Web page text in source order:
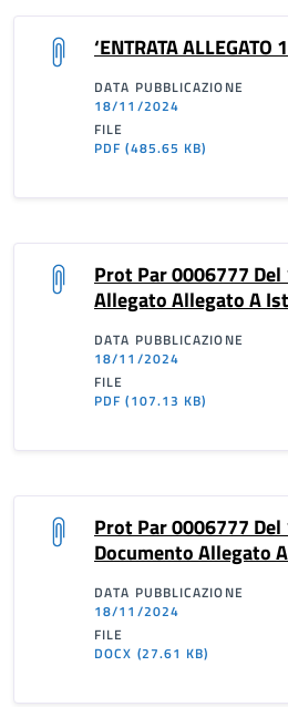
‘ENTRATA ALLEGATO 1
DATA PUBBLICAZIONE
18/11/2024
FILE
PDF(485.65 KB)
Prot Par 0006777
Allegato Allegato A
DATA PUBBLICAZIONE
18/11/2024
FILE
PDF(107.13 KB)
Prot Par 0006777
Documento Allegato
DATA PUBBLICAZIONE
18/11/2024
FILE
DOCX (27.61 KB)